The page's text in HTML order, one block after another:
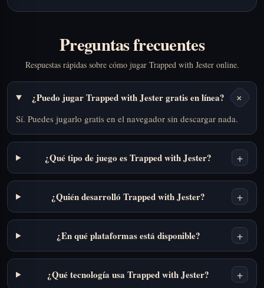
Preguntas frecuentes
Respuestas rápidas sobre cómo jugar Trapped with Jester online.
¿Puedo jugar Trapped with Jester gratis en línea? +
Sí. Puedes jugarlo gratis en el navegador sin descargar nada.
¿Qué tipo de juego es Trapped with Jester? +
¿Quién desarrolló Trapped with Jester? +
¿En qué plataformas está disponible? +
¿Qué tecnología usa Trapped with Jester? +